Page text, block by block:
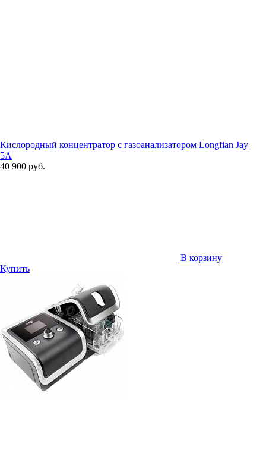
Кислородный концентратор с газоанализатором Longfian Jay
5A
40 900 руб.
В корзину
Купить